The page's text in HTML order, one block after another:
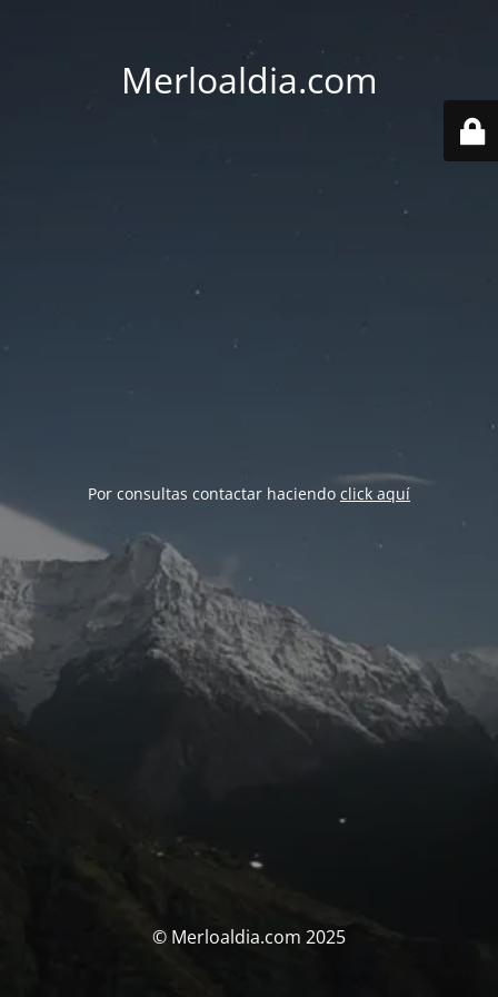
Merloaldia.com
Por consultas contactar haciendo click aquí
© Merloaldia.com 2025